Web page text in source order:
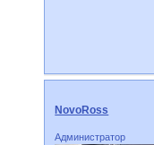
NovoRoss
Администратор